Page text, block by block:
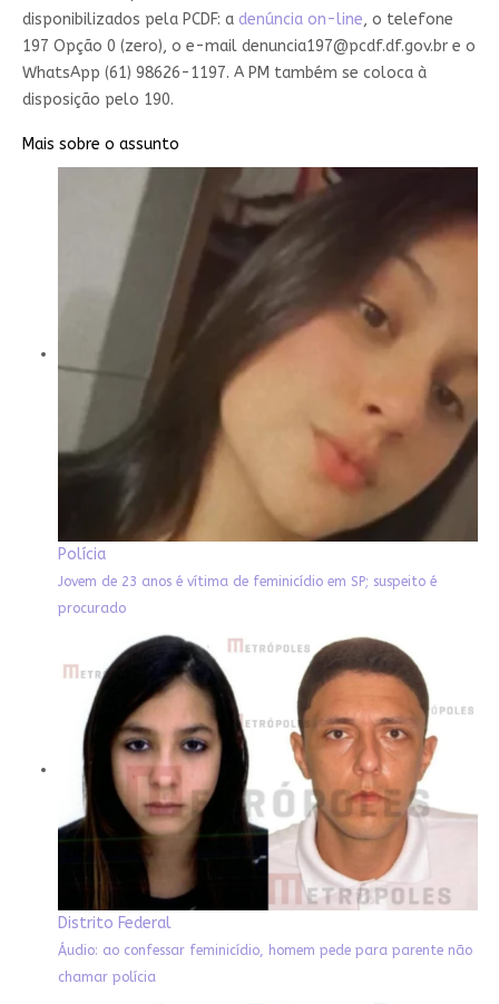
disponibilizados pela PCDF: a denúncia on-line, o telefone
197 Opção 0 (zero), o e-mail denuncia197@pcdf.df.gov.bre o
WhatsApp (61) 98626-1197. A PM também se coloca à
disposição pelo 190.
Mais sobre o assunto
Polícia
Jovem de 23 anos é vítima de feminicídio em SP; suspeito é
procurado
Distrito Federal
Áudio: ao confessar feminicídio, homem pede para parente não
chamar polícia